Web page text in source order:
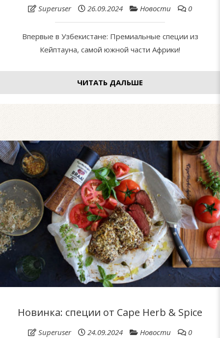
Superuser 26.09.2024 Новости 0
Впервые в Узбекистане: Премиальные специи из
Кейптауна, самой южной части Африки!
ЧИТАТЬ ДАЛЬШЕ
Новинка: специи от Cape Herb & Spice
Superuser 24.09.2024 Новости 0